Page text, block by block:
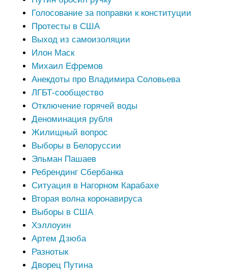
Голосование за поправки к конституции
Протесты в США
Выход из самоизоляции
Илон Маск
Михаил Ефремов
Анекдоты про Владимира Соловьева
ЛГБТ-сообщество
Отключение горячей воды
Деноминация рубля
Жилищный вопрос
Выборы в Белоруссии
Эльман Пашаев
Ребрендинг Сбербанка
Ситуация в Нагорном Карабахе
Вторая волна коронавируса
Выборы в США
Хэллоуин
Артем Дзюба
Разнотык
Дворец Путина